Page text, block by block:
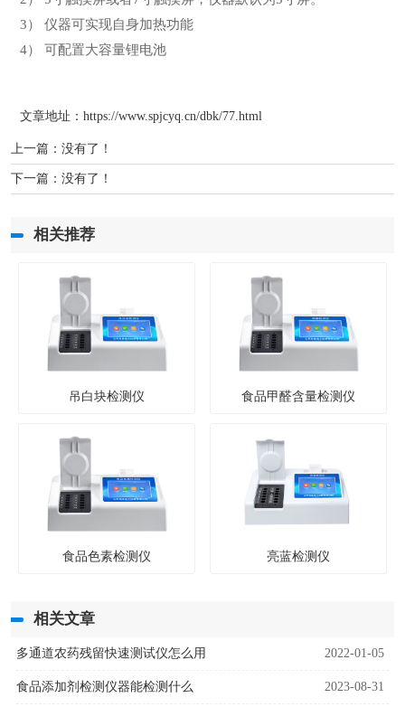
3） 仪器可实现自身加热功能
4） 可配置大容量锂电池
文章地址： https://www.spjcyq.cn/dbk/77.html
上一篇：没有了！
下一篇：没有了！
相关推荐
吊白块检测仪 食品甲醛含量检测仪
食品色素检测仪 亮蓝检测仪
相关文章
多通道农药残留快速测试仪怎么用 2022-01-05
食品添加剂检测仪器能检测什么 2023-08-31